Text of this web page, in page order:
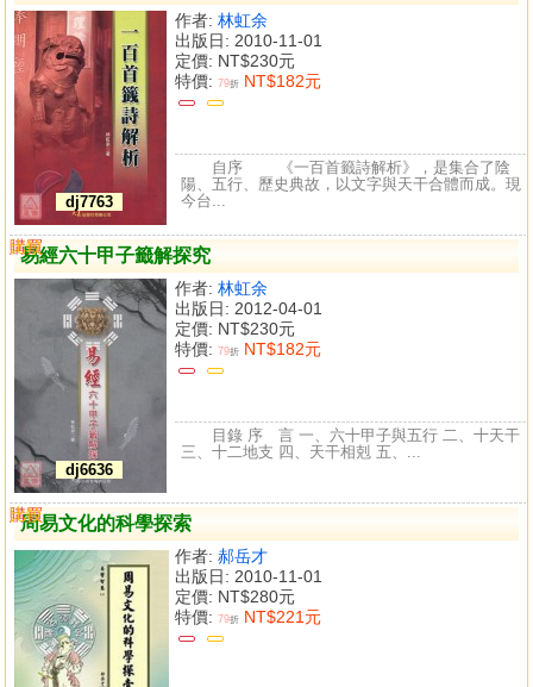
dj7763
作者: 林虹余
出版日: 2010-11-01
定價: NT$230元
特價: 79折 NT$182元
自序 《一百首籤詩解析》，是集合了陰
陽、五行、歷史典故，以文字與天干合體而成。現
今台...
易經六十甲子籤解探究
dj6636
作者: 林虹余
出版日: 2012-04-01
定價: NT$230元
特價: 79折 NT$182元
購買
比較
目錄 序 言 一、六十甲子與五行 二、十天干
三、十二地支 四、天干相剋 五、...
周易文化的科學探索
作者: 郝岳才
出版日: 2010-11-01
定價: NT$280元
特價: 79折 NT$221元
購買
比較